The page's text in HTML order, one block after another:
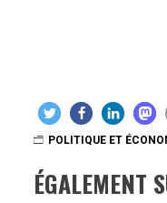
POLITIQUE ET
ÉGALEMENT